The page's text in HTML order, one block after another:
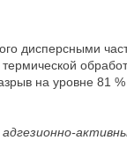
дисперсными
на уровне 81